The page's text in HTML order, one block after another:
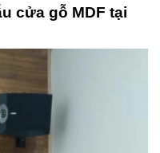
cửa gỗ MDF tại